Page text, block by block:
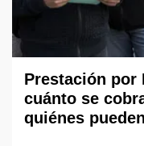
Prestación por
cuánto se
quiénes